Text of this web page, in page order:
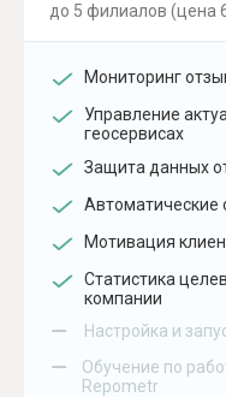
до 5 филиалов (цена
Мониторинг
Управление
геосервисах
Защита данных
Автоматические
Мотивация
Статистика
компании
– Настройка и
–
Обучение по
Repometr